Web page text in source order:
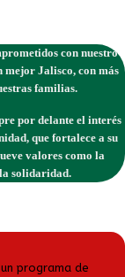
mejor Jalisco, con más
familias.
que fortalece a su
valores como la
solidaridad.
programa de